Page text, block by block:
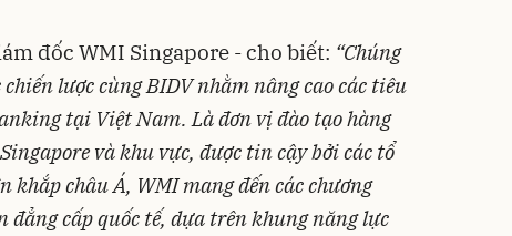
đốc WMI Singapore - cho biết: “Chúng
lược cùng BIDV nhằm nâng cao các tiêu
tại Việt Nam. Là đơn vị đào tạo hàng
và khu vực, được tin cậy bởi các tổ
khắp châu Á, WMI mang đến các chương
đẳng cấp quốc tế, dựa trên khung năng lực